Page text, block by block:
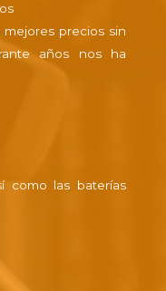
mejores precios sin
años nos ha
como las baterías